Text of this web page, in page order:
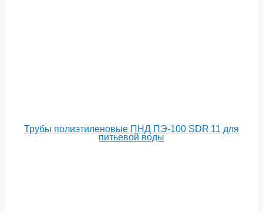
Трубы полиэтиленовые ПНД ПЭ-100 SDR 11 для
питьевой воды